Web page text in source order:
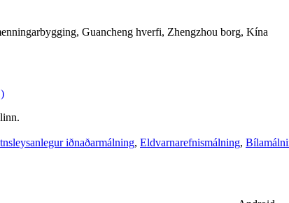
Guancheng hverfi, Zhengzhou borg, Kína
iðnaðarmálning, Eldvarnarefnismálning,